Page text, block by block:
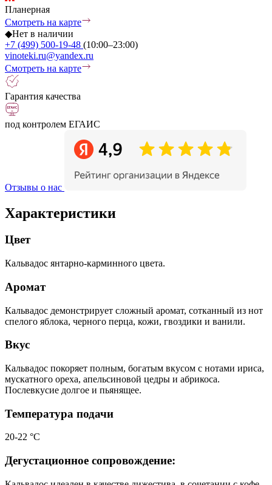
Планерная
Смотреть на карте
◆Нет в наличии
+7 (499) 500-19-48 (10:00–23:00)
vinoteki.ru@yandex.ru
Смотреть на карте
Гарантия качества
под контролем ЕГАИС
Отзывы о нас
Характеристики
Цвет
Кальвадос янтарно-карминного цвета.
Аромат
Кальвадос демонстрирует сложный аромат, сотканный из нот
спелого яблока, черного перца, кожи, гвоздики и ванили.
Вкус
Кальвадос покоряет полным, богатым вкусом с нотами ириса,
мускатного ореха, апельсиновой цедры и абрикоса.
Послевкусие долгое и пьянящее.
Температура подачи
20-22 °С
Дегустационное сопровождение: